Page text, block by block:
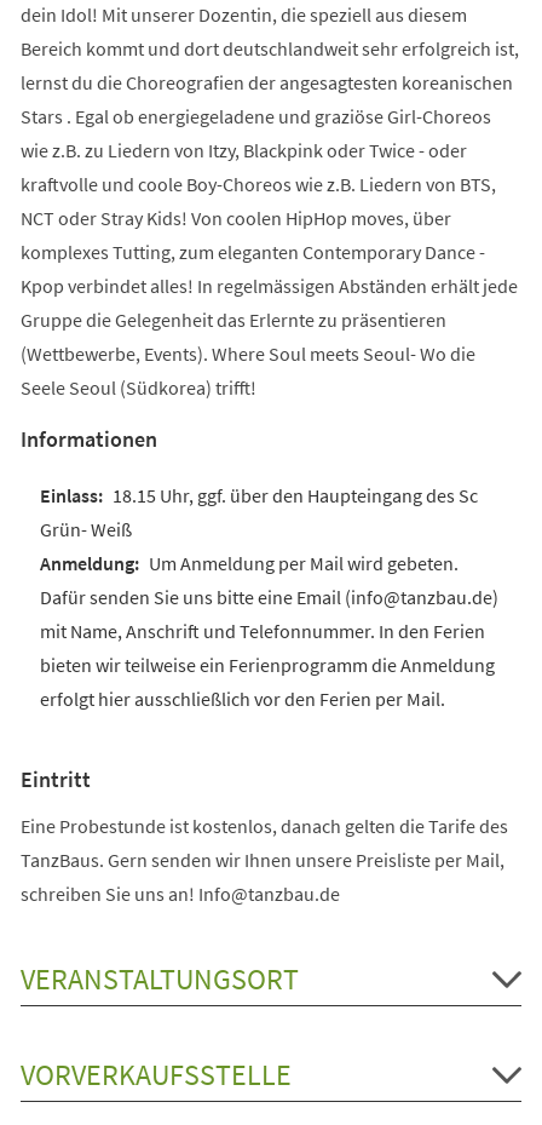
dein Idol! Mit unserer Dozentin, die speziell aus diesem
Bereich kommt und dort deutschlandweit sehr erfolgreich ist,
lernst du die Choreografien der angesagtesten koreanischen
Stars . Egal ob energiegeladene und graziöse Girl-Choreos
wie z.B. zu Liedern von Itzy, Blackpink oder Twice - oder
kraftvolle und coole Boy-Choreos wie z.B. Liedern von BTS,
NCT oder Stray Kids! Von coolen HipHop moves, über
komplexes Tutting, zum eleganten Contemporary Dance -
Kpop verbindet alles! In regelmässigen Abständen erhält jede
Gruppe die Gelegenheit das Erlernte zu präsentieren
(Wettbewerbe, Events). Where Soul meets Seoul- Wo die
Seele Seoul (Südkorea) trifft!
Informationen
18.15 Uhr, ggf. über den Haupteingang des Sc
Grün- Weiß
Um Anmeldung per Mail wird gebeten.
Dafür senden Sie uns bitte eine Email (info@tanzbau.de)
mit Name, Anschrift und Telefonnummer. In den Ferien
bieten wir teilweise ein Ferienprogramm die Anmeldung
erfolgt hier ausschließlich vor den Ferien per Mail.
Eintritt
Eine Probestunde ist kostenlos, danach gelten die Tarife des
TanzBaus. Gern senden wir Ihnen unsere Preisliste per Mail,
schreiben Sie uns an! Info@tanzbau.de
VERANSTALTUNGSORT
VORVERKAUFSSTELLE